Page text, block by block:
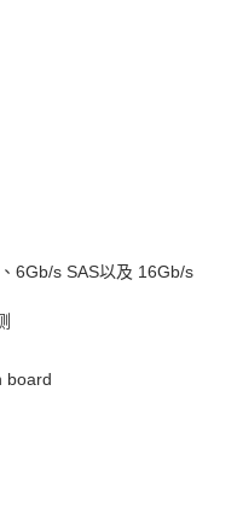
6Gb/s SAS以及 16Gb/s
board